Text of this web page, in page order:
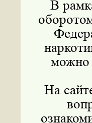
В
можно
На